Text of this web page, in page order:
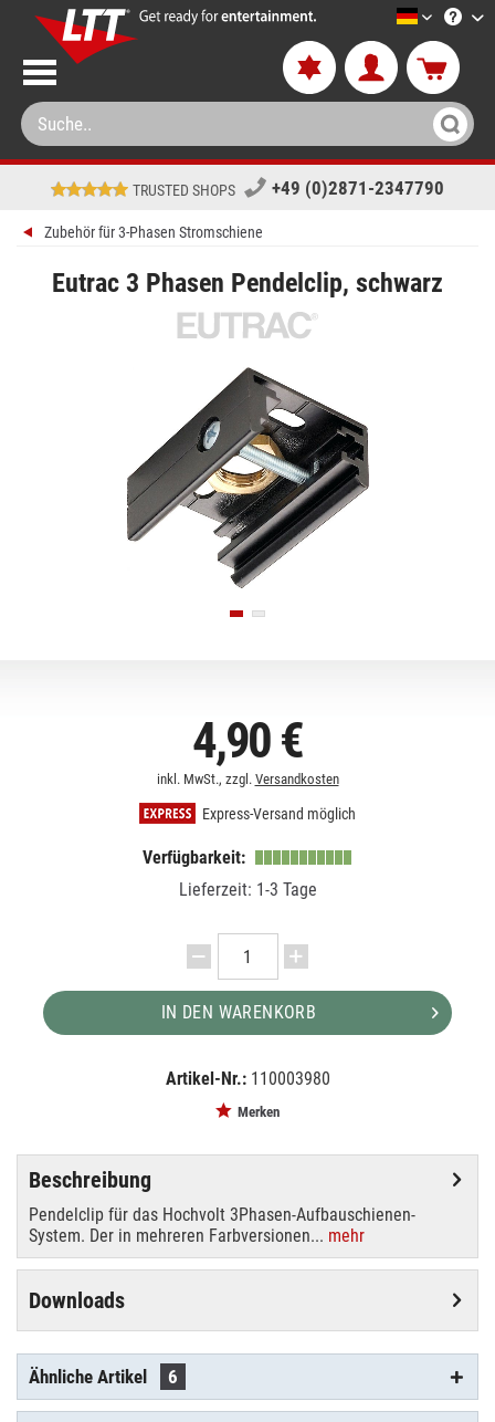
LTT-
TRUSTED SHOPS +49 (0)2871-2347790
Zubehör für 3-Phasen Stromschiene
Eutrac 3 Phasen Pendelclip, schwarz
4,90 €
inkl. MwSt., zzgl. Versandkosten
Express-Versand möglich
Verfügbarkeit:
Lieferzeit: 1-3 Tage
IN DEN WARENKORB
Artikel-Nr.: 110003980
Merken
Beschreibung
Pendelclip für das Hochvolt 3Phasen-Aufbauschienen-
System. Der in mehreren Farbversionen... mehr
Downloads
Ähnliche Artikel 6